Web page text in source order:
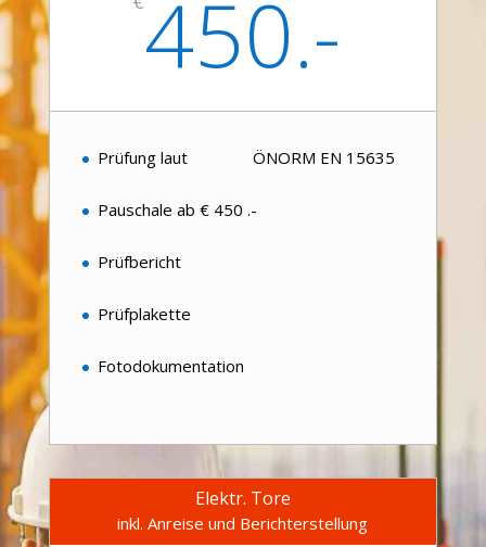
450.-
Prüfung laut ÖNORM EN 15635
Pauschale ab € 450 .-
Prüfbericht
Prüfplakette
Fotodokumentation
Elektr. Tore
inkl. Anreise und Berichterstellung